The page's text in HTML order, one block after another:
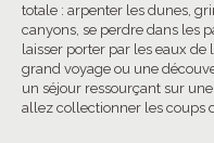
totale : arpenter les dunes,
canyons, se perdre dans les
laisser porter par les eaux de
grand voyage ou une
un séjour ressourçant sur
allez collectionner les coups